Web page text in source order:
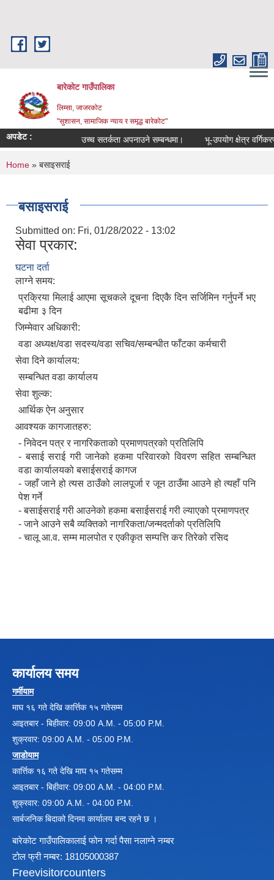
बारेकोट गाउँपालिका
लिम्सा, जाजरकोट
"सुशासन, सामाजिक न्याय र समृद्ध बारेकोट"
अपडेट : उच्च सतर्कता अपनाउने सम्बन्धमा। भू-उपयोग क्षेत्र वर्गिकरण
You are here
Home » बसाइसराई
बसाइसराई
Submitted on: Fri, 01/28/2022 - 13:02
सेवा प्रकार:
घटना दर्ता
लाग्ने समय:
प्रक्रिया मिलाई आएमा सूचकले दूचना दिएकै दिन सर्जिमिन गर्नुपर्ने भए
बढीमा ३ दिन
जिम्मेवार अधिकारी:
वडा अध्यक्ष/वडा सदस्य/वडा सचिव/सम्बन्धीत फाँटका कर्मचारी
सेवा दिने कार्यालय:
सम्बन्धित वडा कार्यालय
सेवा शुल्क:
आर्थिक ऐन अनुसार
आवश्यक कागजातहरु:
- निवेदन पत्र र नागरिकताको प्रमाणपत्रको प्रतिलिपि
- बसाई सराई गरी जानेको हकमा परिवारको विवरण सहित सम्बन्धित
वडा कार्यालयको बसाईसराई कागज
- जहाँ जाने हो त्यस ठाउँको लालपूर्जा र जून ठाउँमा आउने हो त्यहाँ पनि
पेश गर्ने
- बसाईसराई गरी आउनेको हकमा बसाईसराई गरी ल्याएको प्रमाणपत्र
- जाने आउने सबै व्यक्तिको नागरिकता/जन्मदर्ताको प्रतिलिपि
- चालू आ.व. सम्म मालपोत र एकीकृत सम्पत्ति कर तिरेको रसिद
कार्यालय समय
गर्मीयाम
माघ १६ गते देखि कार्त्तिक १५ गतेसम्म
आइतबार - बिहीवार: 09:00 A.M. - 05:00 P.M.
शुक्रवार: 09:00 A.M. - 05:00 P.M.
जाडोयाम
कार्त्तिक १६ गते देखि माघ १५ गतेसम्म
आइतबार - बिहीवार: 09:00 A.M. - 04:00 P.M.
शुक्रवार: 09:00 A.M. - 04:00 P.M.
सार्बजनिक बिदाको दिनमा कार्यालय बन्द रहने छ ।
बारेकोट गाउँपालिकालाई फोन गर्दा पैसा नलाग्ने नम्बर
टोल फ्री नम्बर: 18105000387
Freevisitorcounters